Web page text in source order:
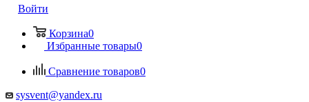
Войти
Корзина0
Избранные товары0
Сравнение товаров0
sysvent@yandex.ru